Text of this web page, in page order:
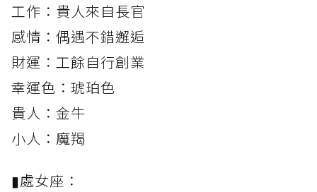
工作：貴人來自長官
感情：偶遇不錯邂逅
財運：工餘自行創業
幸運色：琥珀色
貴人：金牛
小人：魔羯
▮處女座：